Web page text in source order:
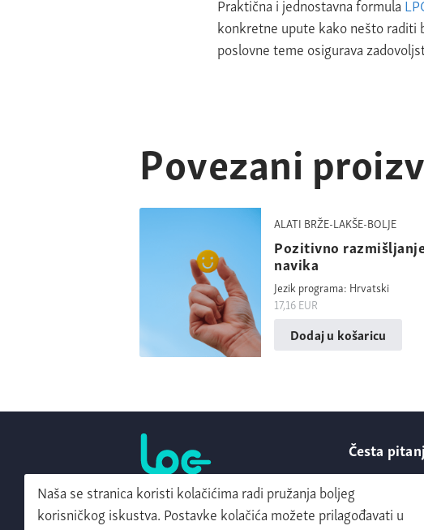
konkretne upute kako nešto raditi
poslovne teme osigurava
Povezani
ALATI BRŽE-LAKŠE-BOLJE
Pozitivno
navika
Jezik programa: Hrvatski
17,16EUR
Dodaj u košaricu
Powered by:
Česta
Kontakt
O nama
Naša se stranica koristi kolačićima radi pružanja boljeg
korisničkog iskustva. Postavke kolačića možete prilagođavati u